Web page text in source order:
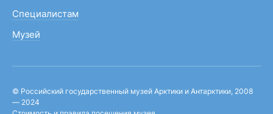
Специалистам
Музей
© Российский государственный музей Арктики и Антарктики, 2008
— 2024